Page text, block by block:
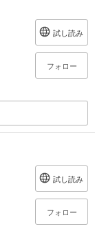
試し読み
フォロー
試し読み
フォロー